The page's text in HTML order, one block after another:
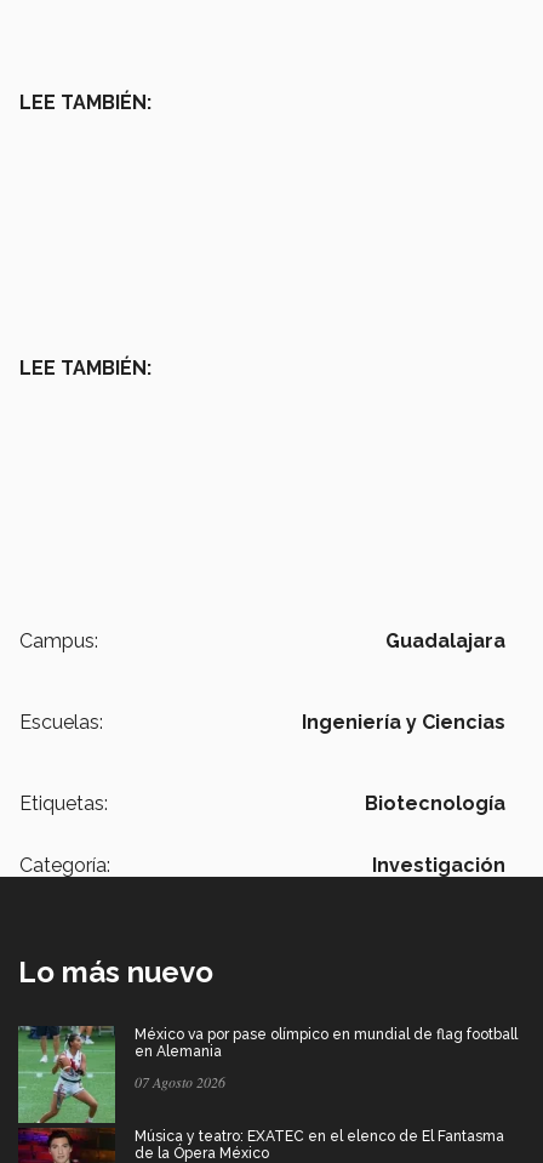
LEE TAMBIÉN:
LEE TAMBIÉN:
Campus: Guadalajara
Escuelas: Ingeniería y Ciencias
Etiquetas: Biotecnología
Categoría: Investigación
Lo más nuevo
México va por pase olímpico en mundial de flag football
en Alemania
07 Agosto 2026
Música y teatro: EXATEC en el elenco de El Fantasma
de la Ópera México